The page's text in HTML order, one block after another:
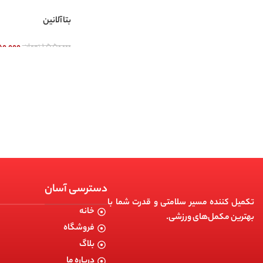
بتاآلانین
۱,۵۵۰,۰۰۰تومان
تکمیل کننده مسیر سلامتی و قدرت شما با
بهترین مکمل‌های ورزشی.
دسترسی آسان
خانه
فروشگاه
بلاگ